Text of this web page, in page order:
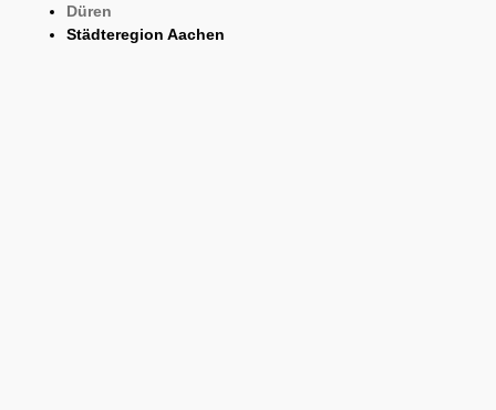
Düren
Städteregion Aachen